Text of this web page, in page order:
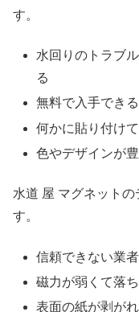
す。
水回りのトラブ
る
無料で入手できる
何かに貼り付け
色やデザインが
水道 屋 マグネット
す。
信頼できない業
磁力が弱くて落
表面の紙が剥が